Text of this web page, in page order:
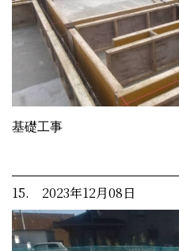
基礎工事
15. 2023年12月08日